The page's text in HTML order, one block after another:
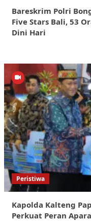
Bareskrim Polri
Five Stars Bali, 53
Dini Hari
Peristiwa
Kapolda Kalteng
Perkuat Peran